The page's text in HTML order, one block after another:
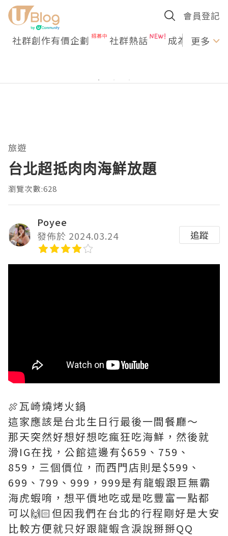
會員登記
社群創作有價企劃 社群熱話 成為U更多
旅遊
台北超抵肉肉海鮮放題
瀏覽次數:628
Poyee
發佈於 2024.03.24
追蹤
🍖瓦崎燒烤火鍋
這家應該是台北生日行最後一間餐廳～
那天突然好想好想吃瘋狂吃海鮮，然後就
滑IG在找，公館這邊有$659、759、
859，三個價位，而西門店則是$599、
699、799、999，999是有龍蝦跟巨無霸
海虎蝦唷，想平價地吃或是吃豐富一點都
可以🙌🏻但因我們在台北的行程剛好是大安
比較方便就只好跟龍蝦含淚說掰掰QQ